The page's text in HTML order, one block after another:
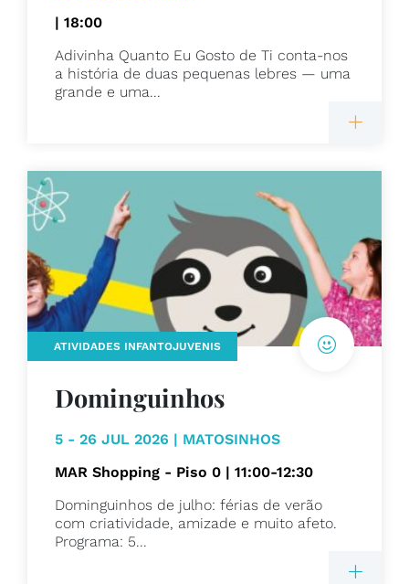
| 18:00
Adivinha Quanto Eu Gosto de Ti conta-nos
a história de duas pequenas lebres — uma
grande e uma...
ATIVIDADES INFANTOJUVENIS
Dominguinhos
5 - 26 JUL 2026 | MATOSINHOS
MAR Shopping - Piso 0 | 11:00-12:30
Dominguinhos de julho: férias de verão
com criatividade, amizade e muito afeto.
Programa: 5...